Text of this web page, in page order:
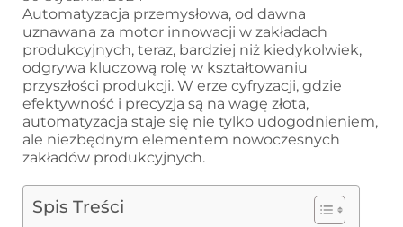
Automatyzacja przemysłowa, od dawna
uznawana za motor innowacji w zakładach
produkcyjnych, teraz, bardziej niż kiedykolwiek,
odgrywa kluczową rolę w kształtowaniu
przyszłości produkcji. W erze cyfryzacji, gdzie
efektywność i precyzja są na wagę złota,
automatyzacja staje się nie tylko udogodnieniem,
ale niezbędnym elementem nowoczesnych
zakładów produkcyjnych.
Spis Treści